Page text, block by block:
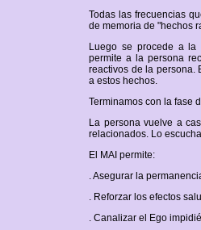
Todas las frecuencias
de memoria de "hechos
Luego se procede a la
permite a la persona
reactivos de la persona.
a estos hechos.
Terminamos con la fase
La persona vuelve a
relacionados. Lo
El MAI permite:
. Asegurar la
. Reforzar los efectos
. Canalizar el Ego